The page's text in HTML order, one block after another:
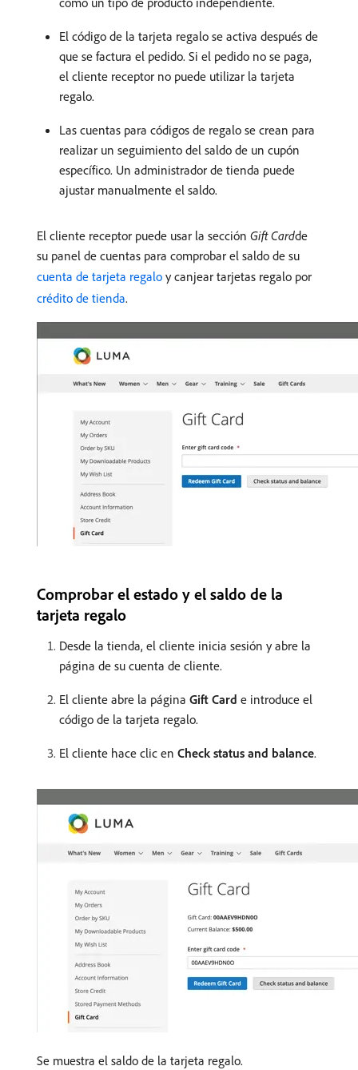
El código de la tarjeta regalo se activa después de
que se factura el pedido. Si el pedido no se paga,
el cliente receptor no puede utilizar la tarjeta
regalo.
Las cuentas para códigos de regalo se crean para
realizar un seguimiento del saldo de un cupón
específico. Un administrador de tienda puede
ajustar manualmente el saldo.
El cliente receptor puede usar la sección Gift Card​de
su panel de cuentas para comprobar el saldo de su
cuenta de tarjeta regalo y canjear tarjetas regalo por
crédito de tienda.
Comprobar el estado y el saldo de la
tarjeta regalo
Desde la tienda, el cliente inicia sesión y abre la
página de su cuenta de cliente.
El cliente abre la página Gift Card e introduce el
código de la tarjeta regalo.
El cliente hace clic en Check status and balance.
Se muestra el saldo de la tarjeta regalo.